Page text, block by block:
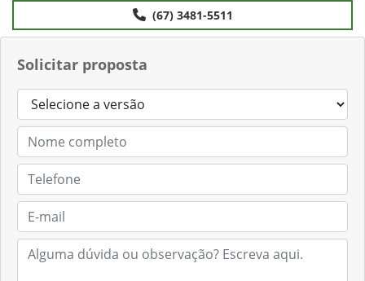
Solicitar proposta
(67) 3481-5511